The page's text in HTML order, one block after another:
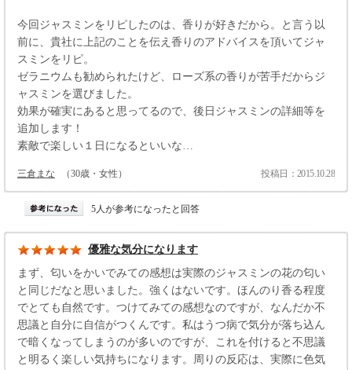
今回ジャスミンをリピしたのは、香りが好きだから。と言う以
前に、貴社に上記のことを伝え香りのアドバイスを頂いてジャ
スミンをリピ。
ゼラニウムも勧められたけど、ローズ系の香りが苦手だからジ
ャスミンを選びました。
効果が確実にあると思ってるので、後日ジャスミンの詳細等を
追加します！
素敵で楽しい１日になるといいな…
三倉まな （30歳・女性） 投稿日：2015.10.28
5人が参考になったと回答
優雅な気分になります
まず、匂いをかいでみての感想は実際のジャスミンの花の匂い
と同じだなと思いました。強くはないです。ほんのり香る程度
でとても自然です。つけてみての感想なのですが、なんだか不
思議と自分に自信がつくんです。私はうつ病で気分が落ち込ん
で暗くなってしまうのが多いのですが、これを付けると不思議
と明るく楽しい気持ちになります。周りの反応は、実際に色気